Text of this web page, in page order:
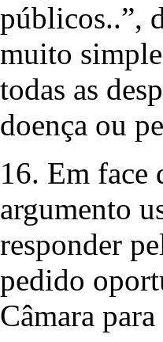
públicos..”,
muito
todas as
doença ou
16. Em face
argumento
responder
pedido
Câmara